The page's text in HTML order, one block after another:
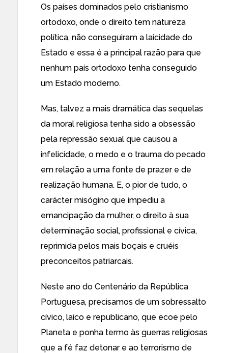
Os países dominados pelo cristianismo
ortodoxo, onde o direito tem natureza
política, não conseguiram a laicidade do
Estado e essa é a principal razão para que
nenhum país ortodoxo tenha conseguido
um Estado moderno.
Mas, talvez a mais dramática das sequelas
da moral religiosa tenha sido a obsessão
pela repressão sexual que causou a
infelicidade, o medo e o trauma do pecado
em relação a uma fonte de prazer e de
realização humana. E, o pior de tudo, o
carácter misógino que impediu a
emancipação da mulher, o direito à sua
determinação social, profissional e cívica,
reprimida pelos mais boçais e cruéis
preconceitos patriarcais.
Neste ano do Centenário da República
Portuguesa, precisamos de um sobressalto
cívico, laico e republicano, que ecoe pelo
Planeta e ponha termo às guerras religiosas
que a fé faz detonar e ao terrorismo de